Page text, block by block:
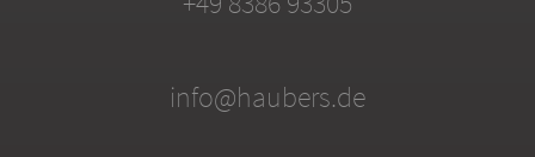
info@haubers.de